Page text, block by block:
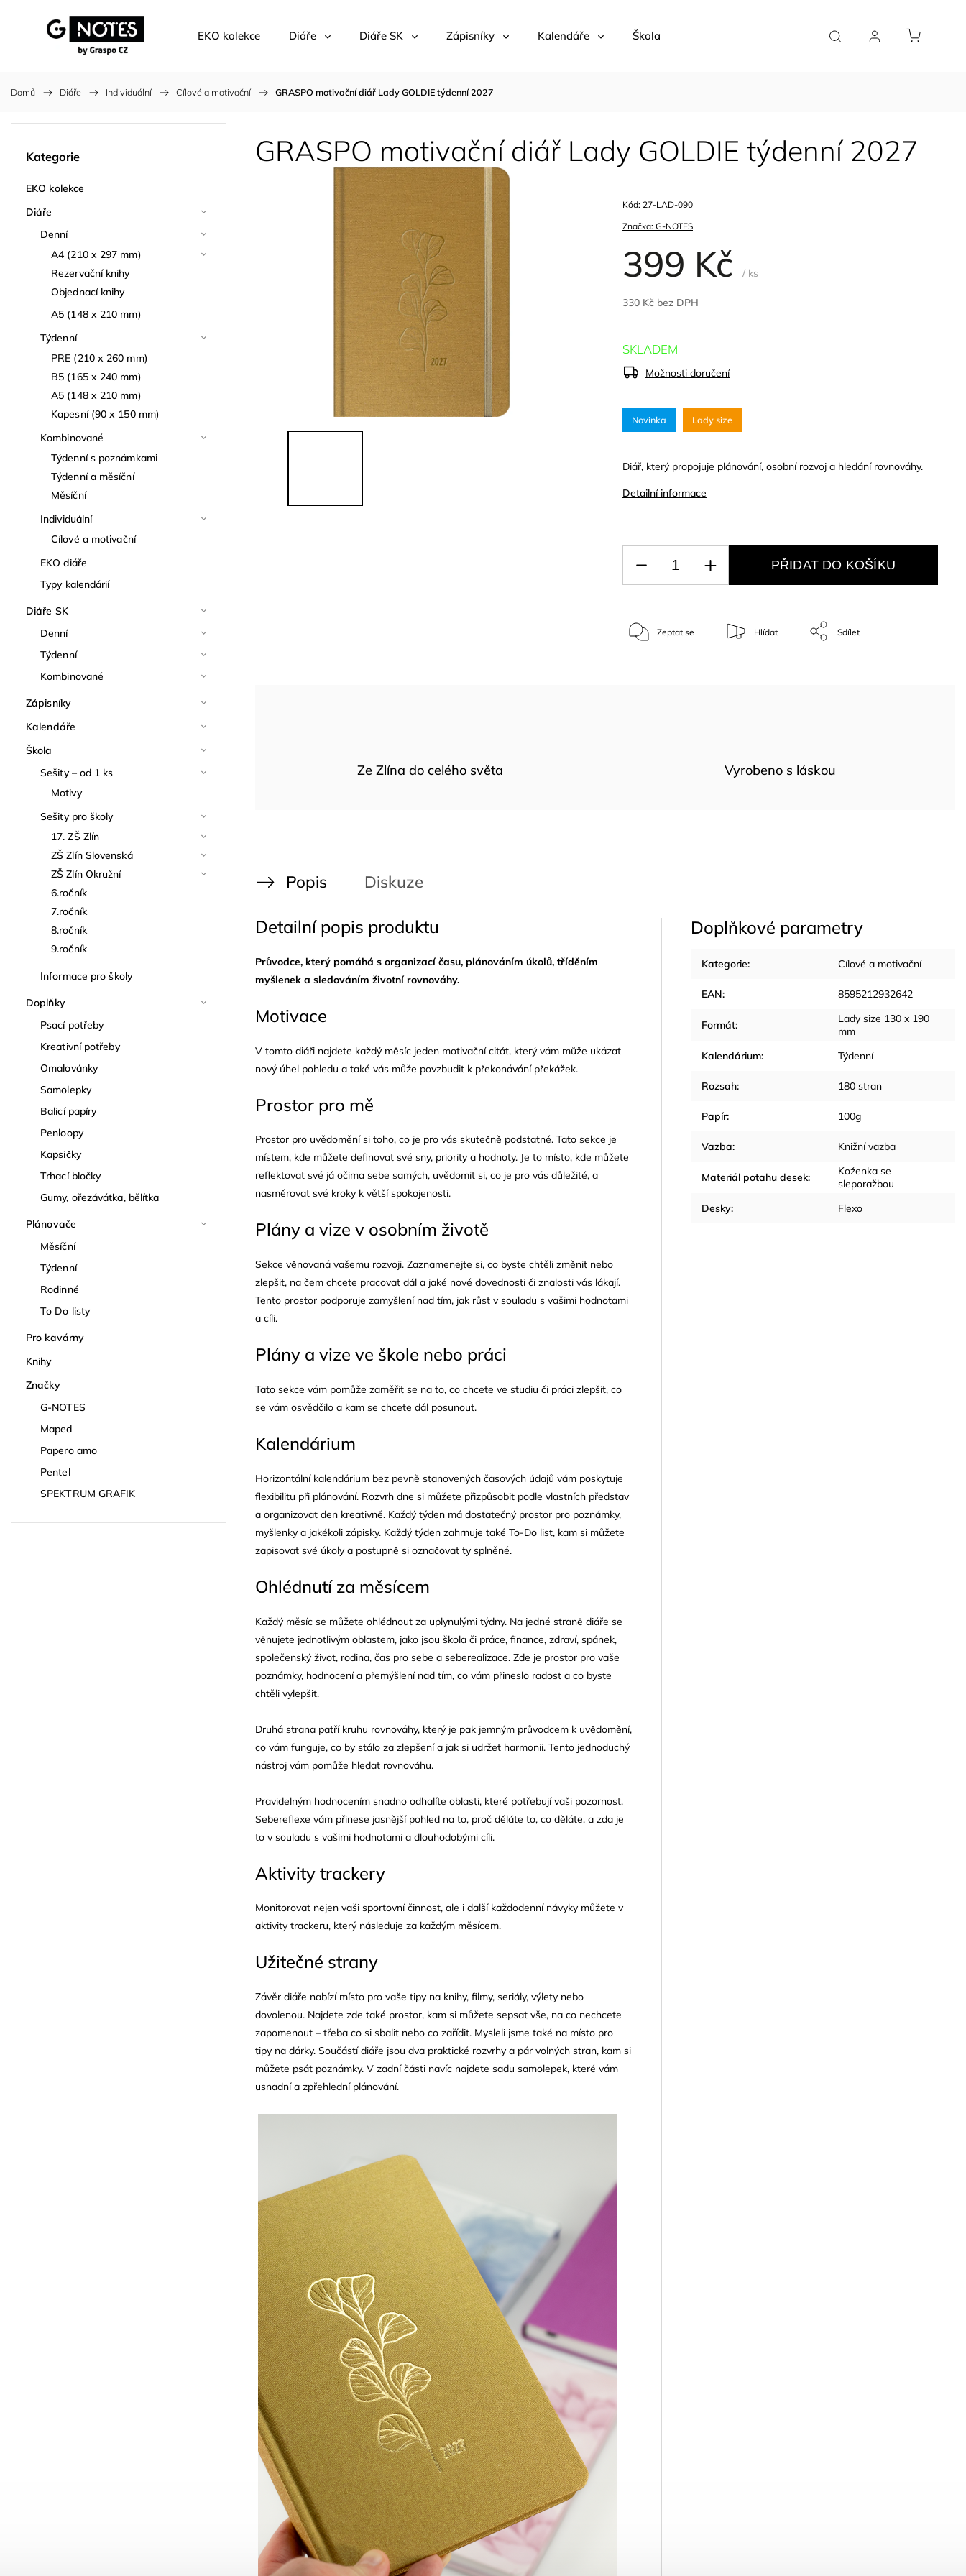
EKO kolekce Diáře Diáře SK Zápisníky Kalendáře Škola Plánovače Pro kavárny
Domů / Diáře / Individuální / Cílové a motivační / GRASPO motivační diář Lady GOLDIE týdenní 2027
Kategorie
EKO kolekce
Diáře
Denní
A4 (210 x 297 mm)
Rezervační knihy
Objednací knihy
A5 (148 x 210 mm)
Týdenní
PRE (210 x 260 mm)
B5 (165 x 240 mm)
A5 (148 x 210 mm)
Kapesní (90 x 150 mm)
Kombinované
Týdenní s poznámkami
Týdenní a měsíční
Měsíční
Individuální
Cílové a motivační
EKO diáře
Typy kalendárií
Diáře SK
Denní
Týdenní
Kombinované
Zápisníky
Kalendáře
Škola
Sešity – od 1 ks
Motivy
Sešity pro školy
17. ZŠ Zlín
ZŠ Zlín Slovenská
ZŠ Zlín Okružní
6.ročník
7.ročník
8.ročník
9.ročník
Informace pro školy
Doplňky
Psací potřeby
Kreativní potřeby
Omalovánky
Samolepky
Balicí papíry
Penloopy
Kapsičky
Trhací bločky
Gumy, ořezávátka, bělítka
Plánovače
Měsíční
Týdenní
Rodinné
To Do listy
Pro kavárny
Knihy
Značky
G-NOTES
Maped
Papero amo
Pentel
SPEKTRUM GRAFIK
GRASPO motivační diář Lady GOLDIE týdenní 2027
Značka: G-NOTES
399 Kč / ks
330 Kč bez DPH
Kód: 27-LAD-090
Diář, který propojuje plánování, osobní rozvoj a hledání rovnováhy.
Detailní informace
Novinka Lady size
SKLADEM
Možnosti doručení
PŘIDAT DO KOŠÍKU
Zeptat se Hlídat Sdílet
Ze Zlína do celého světa Vyrobeno s láskou
Popis Diskuze
Detailní popis produktu
Průvodce, který pomáhá s organizací času, plánováním úkolů, tříděním
myšlenek a sledováním životní rovnováhy.
Motivace
V tomto diáři najdete každý měsíc jeden motivační citát, který vám může ukázat
nový úhel pohledu a také vás může povzbudit k překonávání překážek.
Prostor pro mě
Prostor pro uvědomění si toho, co je pro vás skutečně podstatné. Tato sekce je
místem, kde můžete definovat své sny, priority a hodnoty. Je to místo, kde můžete
reflektovat své já očima sebe samých, uvědomit si, co je pro vás důležité, a
nasměrovat své kroky k větší spokojenosti.
Plány a vize v osobním životě
Sekce věnovaná vašemu rozvoji. Zaznamenejte si, co byste chtěli změnit nebo
zlepšit, na čem chcete pracovat dál a jaké nové dovednosti či znalosti vás lákají.
Tento prostor podporuje zamyšlení nad tím, jak růst v souladu s vašimi hodnotami
a cíli.
Plány a vize ve škole nebo práci
Tato sekce vám pomůže zaměřit se na to, co chcete ve studiu či práci zlepšit, co
se vám osvědčilo a kam se chcete dál posunout.
Kalendárium
Horizontální kalendárium bez pevně stanovených časových údajů vám poskytuje
flexibilitu při plánování. Rozvrh dne si můžete přizpůsobit podle vlastních představ
a organizovat den kreativně. Každý týden má dostatečný prostor pro poznámky,
myšlenky a jakékoli zápisky. Každý týden zahrnuje také To-Do list, kam si můžete
zapisovat své úkoly a postupně si označovat ty splněné.
Ohlédnutí za měsícem
Každý měsíc se můžete ohlédnout za uplynulými týdny. Na jedné straně diáře se
věnujete jednotlivým oblastem, jako jsou škola či práce, finance, zdraví, spánek,
společenský život, rodina, čas pro sebe a seberealizace. Zde je prostor pro vaše
poznámky, hodnocení a přemýšlení nad tím, co vám přineslo radost a co byste
chtěli vylepšit.
Druhá strana patří kruhu rovnováhy, který je pak jemným průvodcem k uvědomění,
co vám funguje, co by stálo za zlepšení a jak si udržet harmonii. Tento jednoduchý
nástroj vám pomůže hledat rovnováhu.
Pravidelným hodnocením snadno odhalíte oblasti, které potřebují vaši pozornost.
Sebereflexe vám přinese jasnější pohled na to, proč děláte to, co děláte, a zda je
to v souladu s vašimi hodnotami a dlouhodobými cíli.
Aktivity trackery
Monitorovat nejen vaši sportovní činnost, ale i další každodenní návyky můžete v
aktivity trackeru, který následuje za každým měsícem.
Užitečné strany
Závěr diáře nabízí místo pro vaše tipy na knihy, filmy, seriály, výlety nebo
dovolenou. Najdete zde také prostor, kam si můžete sepsat vše, na co nechcete
zapomenout – třeba co si sbalit nebo co zařídit. Mysleli jsme také na místo pro
tipy na dárky. Součástí diáře jsou dva praktické rozvrhy a pár volných stran, kam si
můžete psát poznámky. V zadní části navíc najdete sadu samolepek, které vám
usnadní a zpřehlední plánování.
Doplňkové parametry
Kategorie: Cílové a motivační
EAN: 8595212932642
Formát:
Lady size 130 x 190
mm
Kalendárium: Týdenní
Rozsah: 180 stran
Papír: 100g
Vazba: Knižní vazba
Materiál potahu desek:
Koženka se
sleporažbou
Desky: Flexo